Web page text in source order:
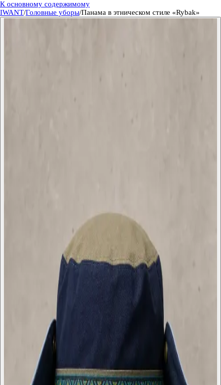
К основному содержимому
IWANT/Головные уборы/Панама в этническом стиле «Rybak»